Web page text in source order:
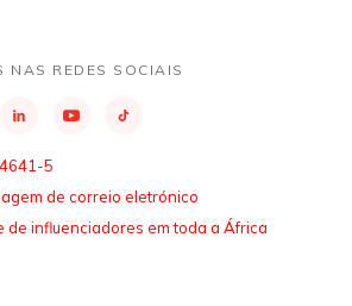
NAS REDES SOCIAIS
5
de correio eletrónico
de influenciadores em toda a África